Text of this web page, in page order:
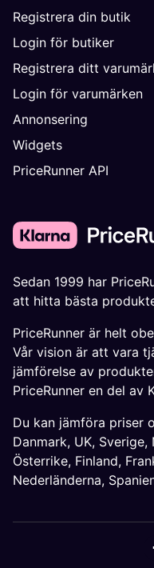
Registrera din butik
Login för butiker
Registrera ditt
Login för varumärken
Annonsering
Widgets
PriceRunner API
Sedan 1999 har
att hitta bästa
PriceRunner är helt
Vår vision är att vara
jämförelse av
PriceRunner en del av
Du kan jämföra priser
Danmark, UK, Sverige,
Österrike, Finland,
Nederländerna,